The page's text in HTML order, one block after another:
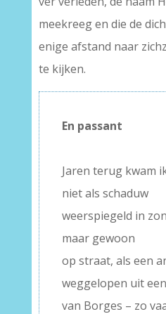
meekreeg en die de
enige afstand naar
te kijken.
En passant
Jaren terug kwam
niet als schaduw
weerspiegeld in
maar gewoon
op straat, als een
weggelopen uit
van Borges – zo